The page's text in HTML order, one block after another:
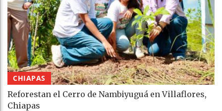
CHIAPAS
Reforestan el Cerro de Nambiyuguá en Villaflores,
Chiapas